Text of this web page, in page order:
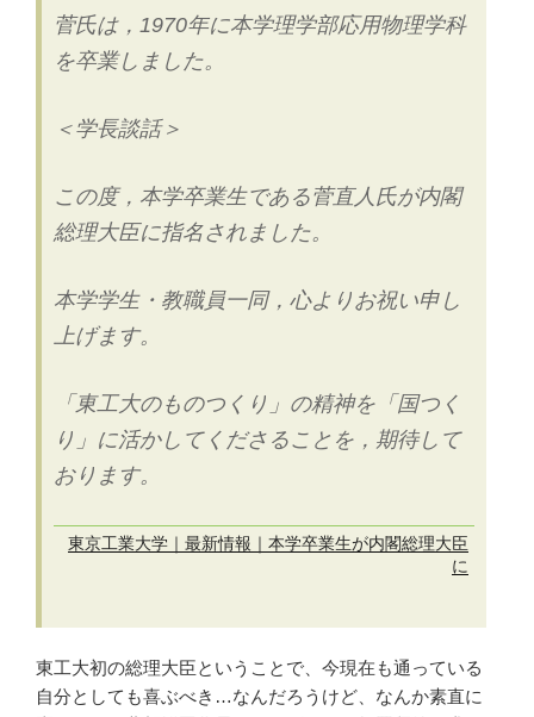
菅氏は，1970年に本学理学部応用物理学科
を卒業しました。
＜学長談話＞
この度，本学卒業生である菅直人氏が内閣
総理大臣に指名されました。
本学学生・教職員一同，心よりお祝い申し
上げます。
「東工大のものつくり」の精神を「国つく
り」に活かしてくださることを，期待して
おります。
東京工業大学｜最新情報｜本学卒業生が内閣総理大臣
に
東工大初の総理大臣ということで、今現在も通っている
自分としても喜ぶべき…なんだろうけど、なんか素直に